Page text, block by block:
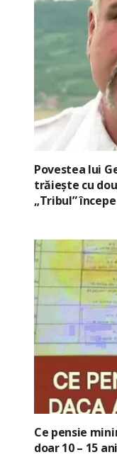
Povestea lui
trăiește cu
„Tribul”
Ce pensie
doar 10 – 15 ani